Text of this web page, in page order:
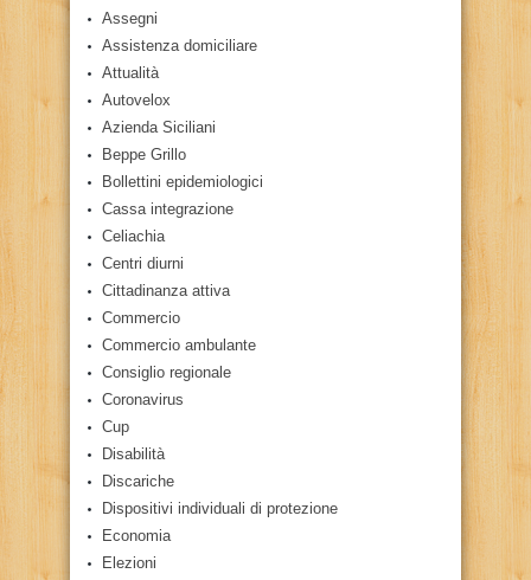
Assegni
Assistenza domiciliare
Attualità
Autovelox
Azienda Siciliani
Beppe Grillo
Bollettini epidemiologici
Cassa integrazione
Celiachia
Centri diurni
Cittadinanza attiva
Commercio
Commercio ambulante
Consiglio regionale
Coronavirus
Cup
Disabilità
Discariche
Dispositivi individuali di protezione
Economia
Elezioni